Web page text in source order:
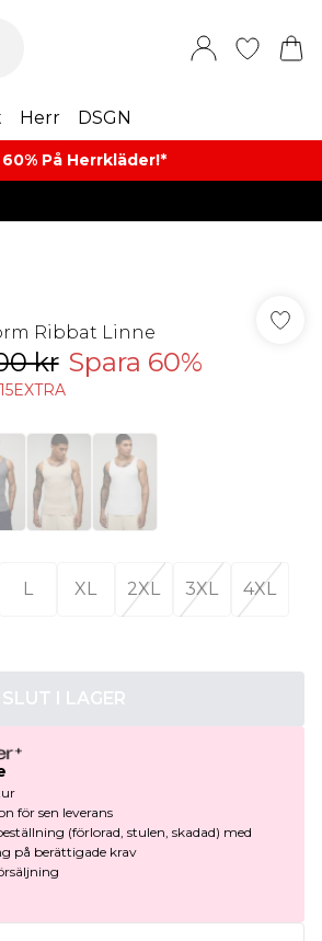
Herr DSGN
60% På Herrkläder!*​
Ribbat Linne
kr Spara 60%
L XL 2XL 3XL 4XL
SLUT I LAGER
för sen leverans
(förlorad, stulen, skadad) med
på berättigade krav